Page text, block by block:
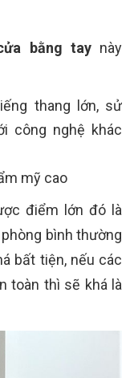
bằng taynày
thang lớn, sử
công nghệ khác
mỹ cao
điểm lớn đó là
bình thường
bất tiện, nếu các
toàn thì sẽ khá là